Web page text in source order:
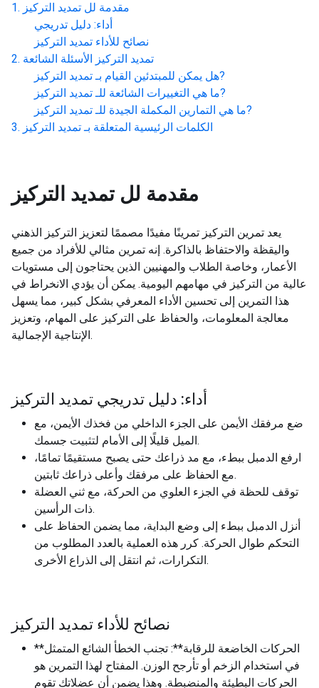
مقدمة لل تمديد التركيز
أداء: دليل تدريجي
نصائح للأداء تمديد التركيز
تمديد التركيز الأسئلة الشائعة
هل يمكن للمبتدئين القيام بـ تمديد التركيز
?
ما هي التغييرات الشائعة للـ تمديد التركيز
?
ما هي التمارين المكملة الجيدة للـ تمديد التركيز
?
الكلمات الرئيسية المتعلقة بـ تمديد التركيز
مقدمة لل تمديد التركيز
يعد تمرين التركيز تمرينًا مفيدًا مصممًا لتعزيز التركيز الذهني
واليقظة والاحتفاظ بالذاكرة. إنه تمرين مثالي للأفراد من جميع
الأعمار، وخاصة الطلاب والمهنيين الذين يحتاجون إلى مستويات
عالية من التركيز في مهامهم اليومية. يمكن أن يؤدي الانخراط في
هذا التمرين إلى تحسين الأداء المعرفي بشكل كبير، مما يسهل
معالجة المعلومات، والحفاظ على التركيز على المهام، وتعزيز
الإنتاجية الإجمالية.
أداء: دليل تدريجي تمديد التركيز
ضع مرفقك الأيمن على الجزء الداخلي من فخذك الأيمن، مع
الميل قليلًا إلى الأمام لتثبيت جسمك.
ارفع الدمبل ببطء، مع مد ذراعك حتى يصبح مستقيمًا تمامًا،
مع الحفاظ على مرفقك وأعلى ذراعك ثابتين.
توقف للحظة في الجزء العلوي من الحركة، مع ثني العضلة
ذات الرأسين.
أنزل الدمبل ببطء إلى وضع البداية، مما يضمن الحفاظ على
التحكم طوال الحركة. كرر هذه العملية بالعدد المطلوب من
التكرارات، ثم انتقل إلى الذراع الأخرى.
نصائح للأداء تمديد التركيز
**الحركات الخاضعة للرقابة**: تجنب الخطأ الشائع المتمثل
في استخدام الزخم أو تأرجح الوزن. المفتاح لهذا التمرين هو
الحركات البطيئة والمنضبطة. وهذا يضمن أن عضلاتك تقوم